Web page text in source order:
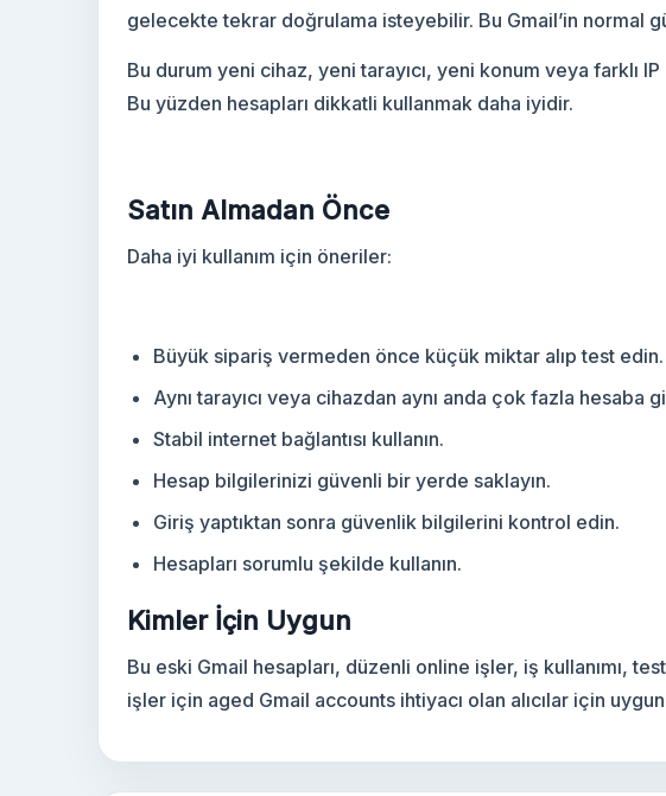
gelecekte tekrar doğrulama isteyebilir. Bu Gmail’in normal
Bu durum yeni cihaz, yeni tarayıcı, yeni konum veya farklı
Bu yüzden hesapları dikkatli kullanmak daha iyidir.
Satın Almadan Önce
Daha iyi kullanım için öneriler:
Büyük sipariş vermeden önce küçük miktar alıp test edin.
Aynı tarayıcı veya cihazdan aynı anda çok fazla hesaba
Stabil internet bağlantısı kullanın.
Hesap bilgilerinizi güvenli bir yerde saklayın.
Giriş yaptıktan sonra güvenlik bilgilerini kontrol edin.
Hesapları sorumlu şekilde kullanın.
Kimler İçin Uygun
Bu eski Gmail hesapları, düzenli online işler, iş kullanımı,
işler için aged Gmail accounts ihtiyacı olan alıcılar için